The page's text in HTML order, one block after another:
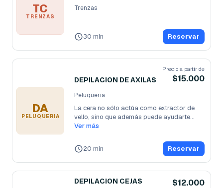
TC
TRENZAS
Trenzas
30 min Reservar
DA
PELUQUERIA
DEPILACION DE AXILAS
Precio a partir de
$15.000
Peluqueria
La cera no sólo actúa como extractor de
vello, sino que además puede ayudarte...
Ver más
20 min Reservar
DEPILACION CEJAS $12.000